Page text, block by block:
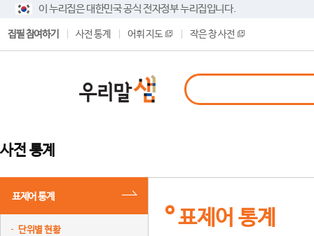
이 누리집은 대한민국 공식 전자정부 누리집입니다.
집필 참여하기 사전 통계 어휘 지도 작은 창 사전
사전 통계
표제어 통계
단위별 현황
표제어 통계